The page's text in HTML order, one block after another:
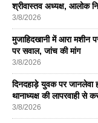
श्रीवास्तव अध्यक्ष, आलोक
3/8/2026
मुजाहिदखानी में आरा मशीन
पर सवाल, जांच की मांग
3/8/2026
दिनदहाड़े युवक पर
थानाध्यक्ष की लापरवाही से
3/8/2026